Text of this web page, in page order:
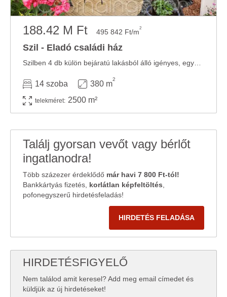
188.42 M Ft 495 842 Ft/m2
Szil - Eladó családi ház
14 szoba 380 m
2
telekméret: 2500 m²
Találj gyorsan vevőt vagy bérlőt
ingatlanodra!
Több százezer érdeklődő már havi 7 800 Ft-tól!
Bankkártyás fizetés, korlátlan képfeltöltés
pofonegyszerű hirdetésfeladás!
HIRDETÉS FELADÁSA
HIRDETÉSFIGYELŐ
Nem találod amit keresel? Add meg email címedet és
küldjük az új hirdetéseket!